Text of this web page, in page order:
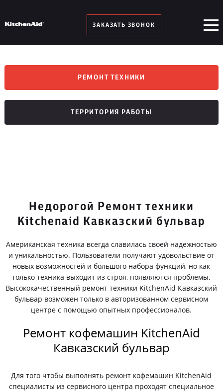
ЗАКАЗАТЬ ЗВОНОК
РЕМОНТ ТЕХНИКИ
ТЕРРИТОРИЯ РАБОТЫ
Недорогой Ремонт техники
Kitchenaid Кавказский бульвар
Американская техника всегда славилась своей надежностью
и уникальностью. Пользователи получают удовольствие от
новых возможностей и большого набора функций, но как
только техника выходит из строя, появляются проблемы.
Высококачественный ремонт техники KitchenAid Кавказский
бульвар возможен только в авторизованном сервисном
центре с помощью опытных профессионалов.
Ремонт кофемашин KitchenAid
Кавказский бульвар
Для того чтобы выполнять ремонт кофемашин KitchenAid
специалисты из сервисного центра проходят специальное